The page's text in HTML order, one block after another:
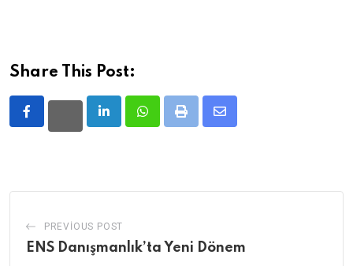
Share This Post:
LinkedInWhatsappPrint
Share
PREVIOUS POST
ENS Danışmanlık’ta Yeni Dönem